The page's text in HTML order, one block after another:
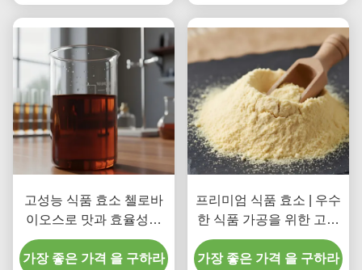
고성능 식품 효소 첼로바
이오스로 맛과 효율성을
높여줍니다
가장 좋은 가격 을 구하라
프리미엄 식품 효소 | 우수
한 식품 가공을 위한 고활
성 셀룰라아제
가장 좋은 가격 을 구하라